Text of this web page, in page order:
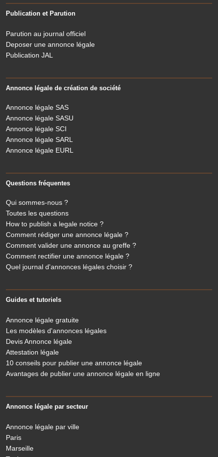
Publication et Parution
Parution au journal officiel
Deposer une annonce légale
Publication JAL
Annonce légale de création de société
Annonce légale SAS
Annonce légale SASU
Annonce légale SCI
Annonce légale SARL
Annonce légale EURL
Questions fréquentes
Qui sommes-nous ?
Toutes les questions
How to publish a legale notice ?
Comment rédiger une annonce légale ?
Comment valider une annonce au greffe ?
Comment rectifier une annonce légale ?
Quel journal d'annonces légales choisir ?
Guides et tutoriels
Annonce légale gratuite
Les modèles d'annonces légales
Devis Annonce légale
Attestation légale
10 conseils pour publier une annonce légale
Avantages de publier une annonce légale en ligne
Annonce légale par secteur
Annonce légale par ville
Paris
Marseille